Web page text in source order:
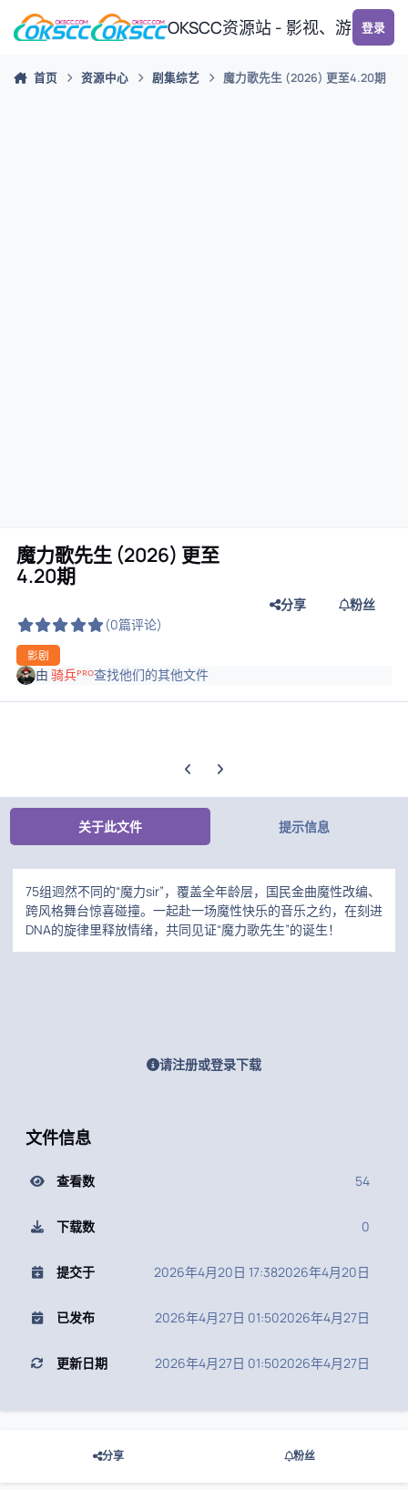
跳转到帖子
OKSCC资源站 - 影视、游戏、
登录
首页 资源中心 剧集综艺 魔力歌先生 (2026) 更至4.20期
魔力歌先生 (2026) 更至
4.20期
(0篇评论)
影剧
分享 粉丝
由骑兵ᴾᴿᴼ查找他们的其他文件
上一张轮播幻灯片
下一张轮播幻灯片
关于此文件 提示信息
75组迥然不同的“魔力sir”，覆盖全年龄层，国民金曲魔性改编、
跨风格舞台惊喜碰撞。一起赴一场魔性快乐的音乐之约，在刻进
DNA的旋律里释放情绪，共同见证“魔力歌先生”的诞生！
请注册或登录下载
文件信息
查看数 54
下载数 0
提交于 2026年4月20日 17:382026年4月20日
已发布 2026年4月27日 01:502026年4月27日
更新日期 2026年4月27日 01:502026年4月27日
分享 粉丝